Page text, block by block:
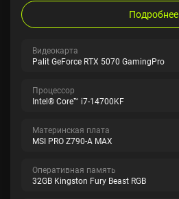
Подробнее
Видеокарта
Palit GeForce RTX 5070 GamingPro
Процессор
Intel® Core™ i7-14700KF
Материнская плата
MSI PRO Z790-A MAX
Оперативная память
32GB Kingston Fury Beast RGB